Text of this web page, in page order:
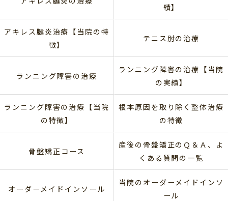
績】
アキレス腱炎治療【当院の特
徴】
テニス肘の治療
ランニング障害の治療
ランニング障害の治療【当院
の実績】
ランニング障害の治療【当院
の特徴】
根本原因を取り除く整体治療
の特徴
骨盤矯正コース
産後の骨盤矯正のＱ＆Ａ、よ
くある質問の一覧
オーダーメイドインソール
当院のオーダーメイドインソ
ール